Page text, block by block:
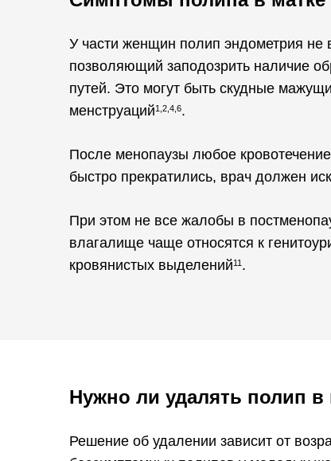
У части женщин полип эндометрия
позволяющий заподозрить наличие
путей. Это могут быть скудные
менструаций1,2,4,6.
После менопаузы любое
быстро прекратились, врач должен
При этом не все жалобы в
влагалище чаще относятся к
кровянистых выделений11 .
Нужно ли удалять полип в
Решение об удалении зависит от